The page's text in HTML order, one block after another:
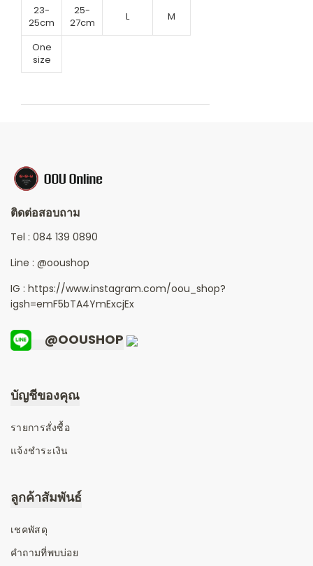
23-
25cm
25-
27cm
L M
One
size
ติดต่อสอบถาม
Tel : 084 139 0890
Line : @ooushop
IG : https://www.instagram.com/oou_shop?
igsh=emF5bTA4YmExcjEx
@OOUSHOP
บัญชีของคุณ
รายการสั่งซื้อ
แจ้งชำระเงิน
ลูกค้าสัมพันธ์
เชคพัสดุ
คำถามที่พบบ่อย